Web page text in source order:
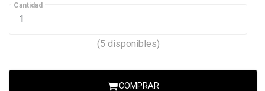
Cantidad
(5 disponibles)
COMPRAR